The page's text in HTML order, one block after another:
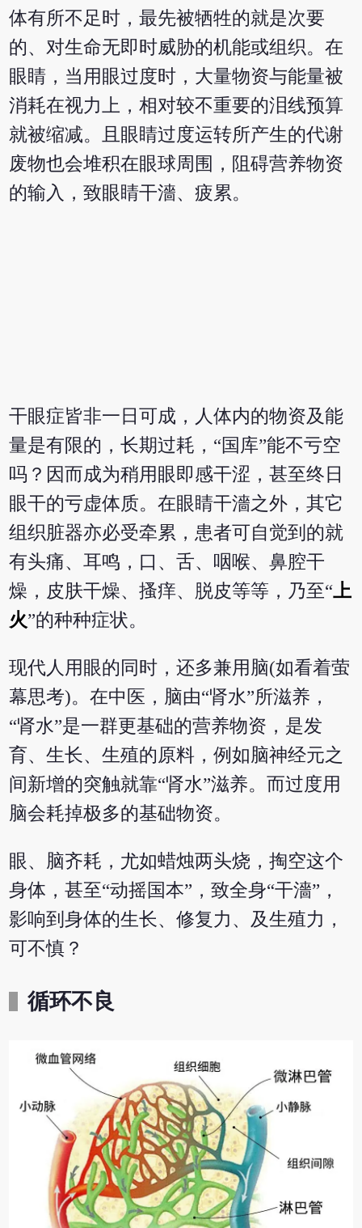
体有所不足时，最先被牺牲的就是次要
的、对生命无即时威胁的机能或组织。在
眼睛，当用眼过度时，大量物资与能量被
消耗在视力上，相对较不重要的泪线预算
就被缩减。且眼睛过度运转所产生的代谢
废物也会堆积在眼球周围，阻碍营养物资
的输入，致眼睛干濇、疲累。
干眼症皆非一日可成，人体内的物资及能
量是有限的，长期过耗，“国库”能不亏空
吗？因而成为稍用眼即感干涩，甚至终日
眼干的亏虚体质。在眼睛干濇之外，其它
组织脏器亦必受牵累，患者可自觉到的就
有头痛、耳鸣，口、舌、咽喉、鼻腔干
燥，皮肤干燥、搔痒、脱皮等等，乃至“上
火”的种种症状。
现代人用眼的同时，还多兼用脑(如看着萤
幕思考)。在中医，脑由“肾水”所滋养，
“肾水”是一群更基础的营养物资，是发
育、生长、生殖的原料，例如脑神经元之
间新增的突触就靠“肾水”滋养。而过度用
脑会耗掉极多的基础物资。
眼、脑齐耗，尤如蜡烛两头烧，掏空这个
身体，甚至“动摇国本”，致全身“干濇”，
影响到身体的生长、修复力、及生殖力，
可不慎？
循环不良